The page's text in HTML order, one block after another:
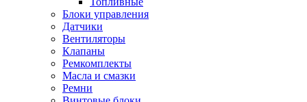
Блоки управления
Датчики
Вентиляторы
Клапаны
Ремкомплекты
Масла и смазки
Ремни